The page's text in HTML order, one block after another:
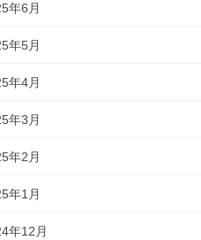
年6月
年5月
年4月
年3月
年2月
年1月
年12月